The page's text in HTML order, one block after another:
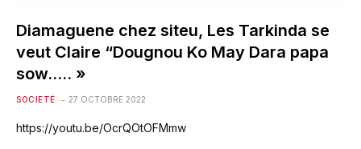
Diamaguene chez siteu, Les Tarkinda se
veut Claire “Dougnou Ko May Dara papa
sow….. »
SOCIETÉ 27 OCTOBRE 2022
https://youtu.be/OcrQOtOFMmw